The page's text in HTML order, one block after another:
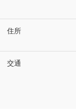
住所
交通